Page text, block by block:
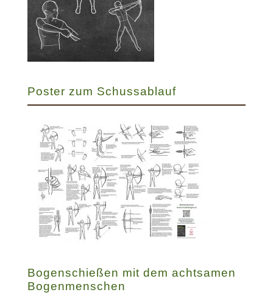
Poster zum Schussablauf
Bogenschießen mit dem achtsamen
Bogenmenschen